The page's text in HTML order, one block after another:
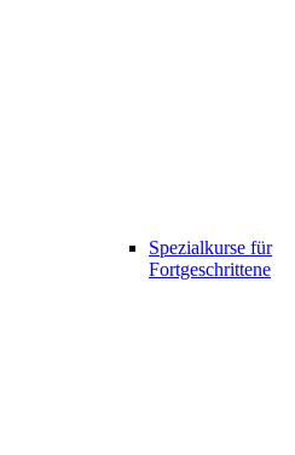
Spezialkurse für
Fortgeschrittene